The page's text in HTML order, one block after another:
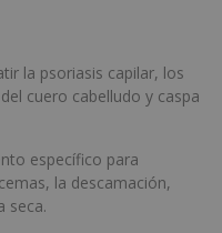
la psoriasis capilar, los
cuero cabelludo y caspa
específico para
la descamación,
seca.